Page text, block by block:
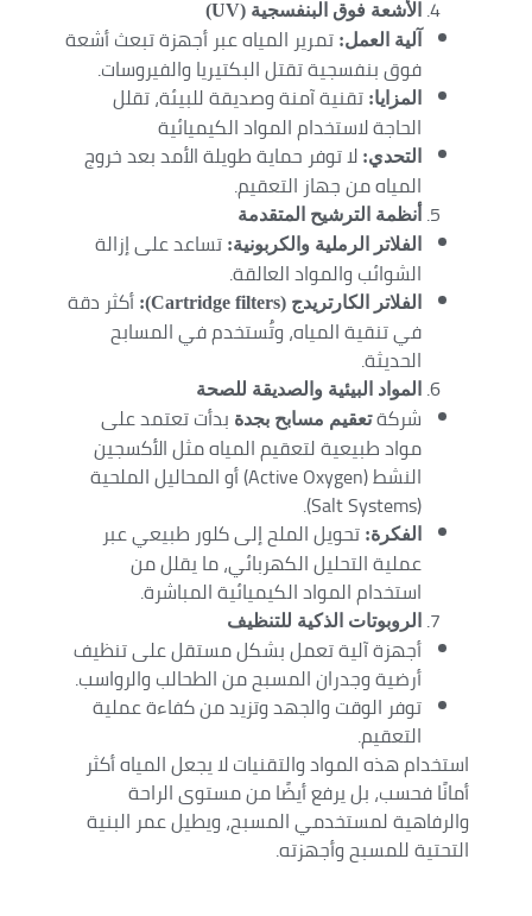
الأشعة فوق البنفسجية (UV)
آلية العمل: تمرير المياه عبر أجهزة تبعث أشعة
فوق بنفسجية تقتل البكتيريا والفيروسات.
المزايا: تقنية آمنة وصديقة للبيئة، تقلل
الحاجة لاستخدام المواد الكيميائية
التحدي: لا توفر حماية طويلة الأمد بعد خروج
المياه من جهاز التعقيم.
أنظمة الترشيح المتقدمة
الفلاتر الرملية والكربونية: تساعد على إزالة
الشوائب والمواد العالقة.
الفلاتر الكارتريدج (Cartridge filters):
أكثر دقة
في تنقية المياه، وتُستخدم في المسابح
الحديثة.
المواد البيئية والصديقة للصحة
شركةتعقيم مسابح بجدة بدأت تعتمد على
مواد طبيعية لتعقيم المياه مثل الأكسجين
النشط (Active Oxygen) أو المحاليل الملحية
(Salt Systems).
الفكرة: تحويل الملح إلى كلور طبيعي عبر
عملية التحليل الكهربائي، ما يقلل من
استخدام المواد الكيميائية المباشرة.
الروبوتات الذكية للتنظيف
أجهزة آلية تعمل بشكل مستقل على تنظيف
أرضية وجدران المسبح من الطحالب والرواسب.
توفر الوقت والجهد وتزيد من كفاءة عملية
التعقيم.
استخدام هذه المواد والتقنيات لا يجعل المياه أكثر
أمانًا فحسب، بل يرفع أيضًا من مستوى الراحة
والرفاهية لمستخدمي المسبح، ويطيل عمر البنية
التحتية للمسبح وأجهزته.